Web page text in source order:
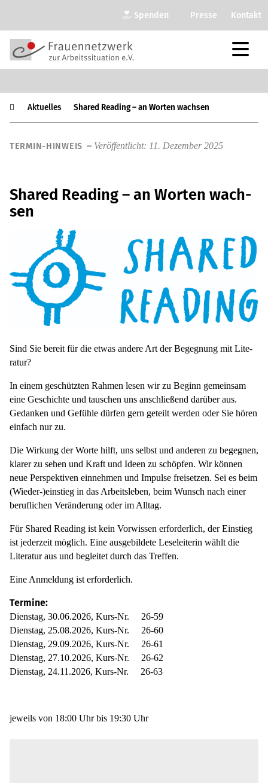
Spenden Presse Kontakt
Aktu­el­les Shared Reading – an Worten wach­sen
TERMIN-HIN­WEIS – Ver­öf­fent­licht: 11. Dezem­ber 2025
Shared Reading – an Worten wach­
sen
Sind Sie bereit für die etwas andere Art der Begeg­nung mit Lite­
ra­tur?
In einem geschütz­ten Rahmen lesen wir zu Beginn gemein­sam
eine Geschichte und tau­schen uns anschlie­ßend dar­über aus.
Gedan­ken und Gefühle dürfen gern geteilt werden oder Sie hören
ein­fach nur zu.
Die Wir­kung der Worte hilft, uns selbst und ande­ren zu begeg­nen,
klarer zu sehen und Kraft und Ideen zu schöp­fen. Wir können
neue Per­spek­ti­ven ein­neh­men und Impulse frei­set­zen. Sei es beim
(Wieder-)ein­stieg in das Arbeits­le­ben, beim Wunsch nach einer
beruf­li­chen Ver­än­de­rung oder im Alltag.
Für Shared Reading ist kein Vor­wis­sen erfor­der­lich, der Ein­stieg
ist jeder­zeit mög­lich. Eine aus­ge­bil­dete Lese­lei­te­rin wählt die
Lite­ra­tur aus und beglei­tet durch das Tref­fen.
Eine Anmel­dung ist erfor­der­lich.
Ter­mine:
Diens­tag, 30.06.2026, Kurs-Nr.
26-59
Diens­tag, 25.08.2026, Kurs-Nr.
26-60
Diens­tag, 29.09.2026, Kurs-Nr.
26-61
Diens­tag, 27.10.2026, Kurs-Nr.
26-62
Diens­tag, 24.11.2026, Kurs-Nr.
26-63
jeweils von 18:00 Uhr bis 19:30 Uhr